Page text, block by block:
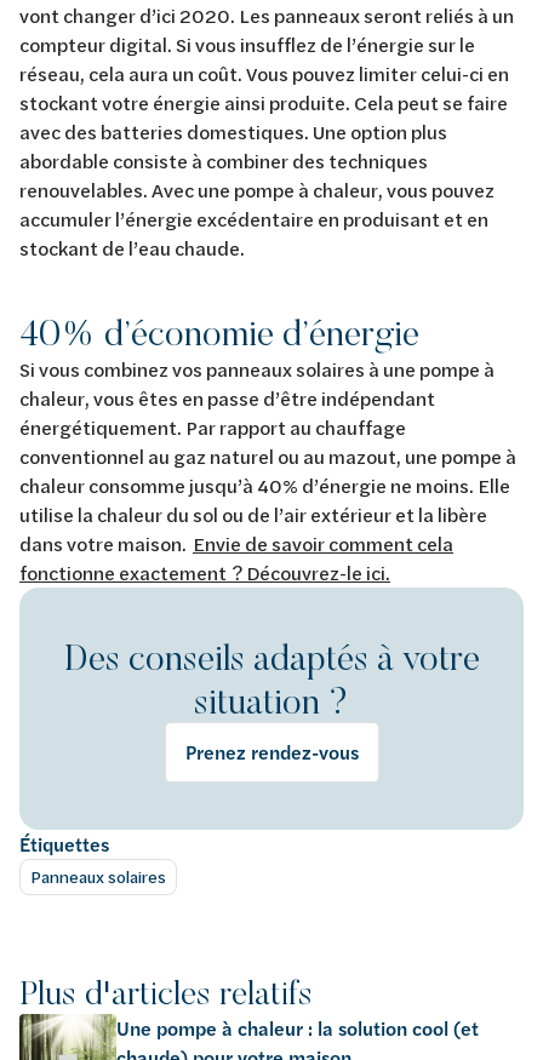
vont changer d’ici 2020. Les panneaux seront reliés à un
compteur digital. Si vous insufflez de l’énergie sur le
réseau, cela aura un coût. Vous pouvez limiter celui-ci en
stockant votre énergie ainsi produite. Cela peut se faire
avec des batteries domestiques. Une option plus
abordable consiste à combiner des techniques
renouvelables. Avec une pompe à chaleur, vous pouvez
accumuler l’énergie excédentaire en produisant et en
stockant de l’eau chaude.
40% d’économie d’énergie
Si vous combinez vos panneaux solaires à une pompe à
chaleur, vous êtes en passe d’être indépendant
énergétiquement. Par rapport au chauffage
conventionnel au gaz naturel ou au mazout, une pompe à
chaleur consomme jusqu’à 40% d’énergie ne moins. Elle
utilise la chaleur du sol ou de l’air extérieur et la libère
dans votre maison. Envie de savoir comment cela
fonctionne exactement ? Découvrez-le ici.
Des conseils adaptés à votre
situation ?
Prenez rendez-vous
Étiquettes
Panneaux solaires
Plus d'articles relatifs
Une pompe à chaleur : la solution cool (et